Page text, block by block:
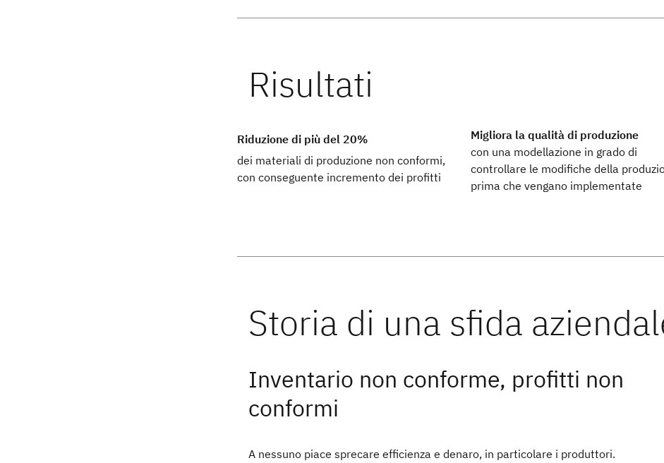
Riduzione di più del 20%
dei materiali di produzione non conformi,
con conseguente incremento dei profitti
Migliora la qualità di produzione
con una modellazione in grado di
controllare le modifiche della
prima che vengano implementate
Inventario non conforme, profitti non
conformi
A nessuno piace sprecare efficienza e denaro, in particolare i produttori.